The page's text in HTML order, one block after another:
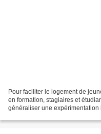
Pour faciliter le logement de
en formation, stagiaires et
généraliser une